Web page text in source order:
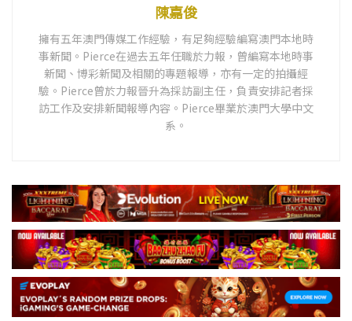
陳嘉俊
擁有五年澳門傳媒工作經驗，有足夠經驗編寫澳門本地時
事新聞。Pierce在過去五年任職於力報，曾編寫本地時事
新聞、博彩新聞及相關的專題報導，亦有一定的拍攝經
驗。Pierce曾於力報晉升為採訪副主任，負責安排記者採
訪工作及安排新聞報導內容。Pierce畢業於澳門大學中文
系。